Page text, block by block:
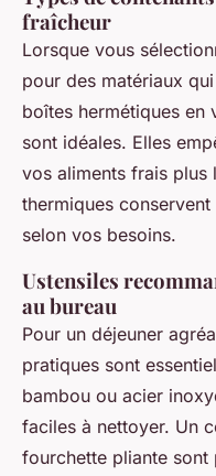
fraîcheur
Lorsque vous
pour des matériaux
boîtes hermétiques en
sont idéales. Elles
vos aliments frais plus
thermiques
selon vos besoins.
Ustensiles
au bureau
Pour un déjeuner
pratiques sont
bambou ou acier
faciles à nettoyer. Un
fourchette pliante sont